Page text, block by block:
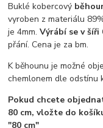
Buklé kobercový
vyroben z materiálu
je 4mm.Výrábí se v šíři
přání. Cena je za bm.
K běhounu je možné
chemlonem dle odstínu
Pokud chcete
80 cm, vložte do
"80 cm"